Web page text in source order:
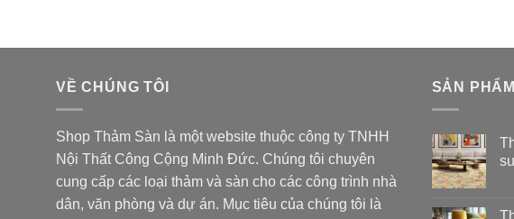
VỀ CHÚNG TÔI
Shop Thảm Sàn là một website thuộc công ty TNHH
Nội Thất Công Cộng Minh Đức. Chúng tôi chuyên
cung cấp các loại thảm và sàn cho các công trình nhà
dân, văn phòng và dự án. Mục tiêu của chúng tôi là
SẢN